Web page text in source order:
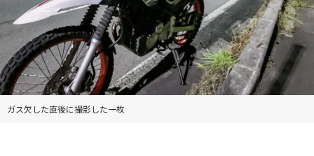
ガス欠した直後に撮影した一枚